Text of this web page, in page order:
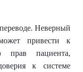
Неверный
привести к
прав пациента,
к системе